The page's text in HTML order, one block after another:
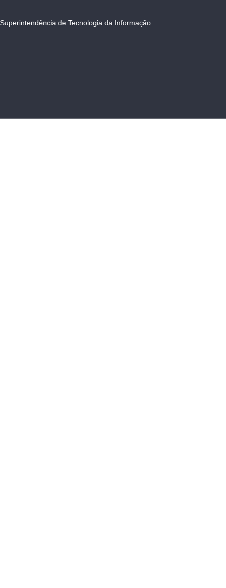
Superintendência de Tecnologia da Informação